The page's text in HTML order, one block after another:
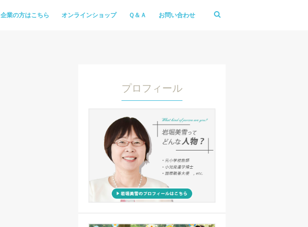
企業の方はこちら オンラインショップ Ｑ＆Ａ お問い合わせ
プロフィール